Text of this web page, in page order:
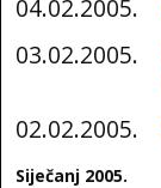
04.02.2005.
03.02.2005.
02.02.2005.
Siječanj 2005.